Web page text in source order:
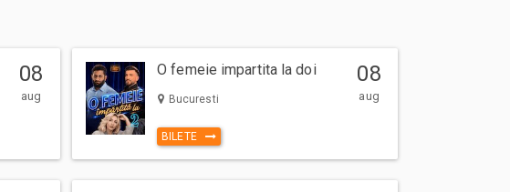
08
aug
O femeie impartita la doi
Bucuresti
BILETE
08
aug